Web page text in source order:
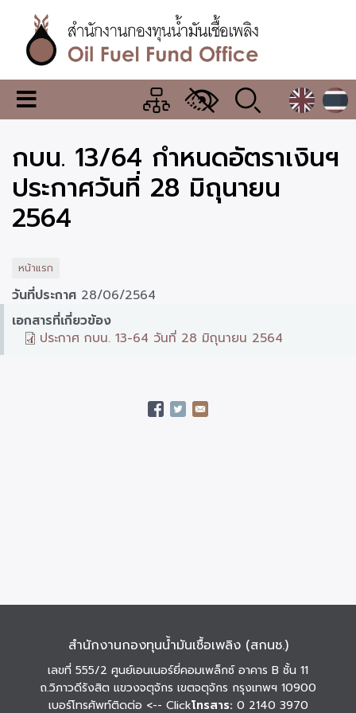
เนื้อหา
หลักสำนักงาน
กองทุน
น้ำมัน
เชื้อ
เพลิง
เมนู
เปลี่ยน
แสดง
ผล
กบน. 13/64 กำหนดอัตราเงินฯ
ประกาศวันที่ 28 มิถุนายน
2564
หน้าแรก
วันที่ประกาศ 28/06/2564
เอกสารที่เกี่ยวข้อง
ประกาศ กบน. 13-64 วันที่ 28 มิถุนายน 2564
สำนักงานกองทุนน้ำมันเชื้อเพลิง (สกนช.)
เลขที่ 555/2 ศูนย์เอนเนอร์ยี่คอมเพล็กซ์ อาคาร B ชั้น 11
ถ.วิภาวดีรังสิต แขวงจตุจักร เขตจตุจักร กรุงเทพฯ 10900
เบอร์โทรศัพท์ติดต่อ <-- Clickโทรสาร: 0 2140 3970